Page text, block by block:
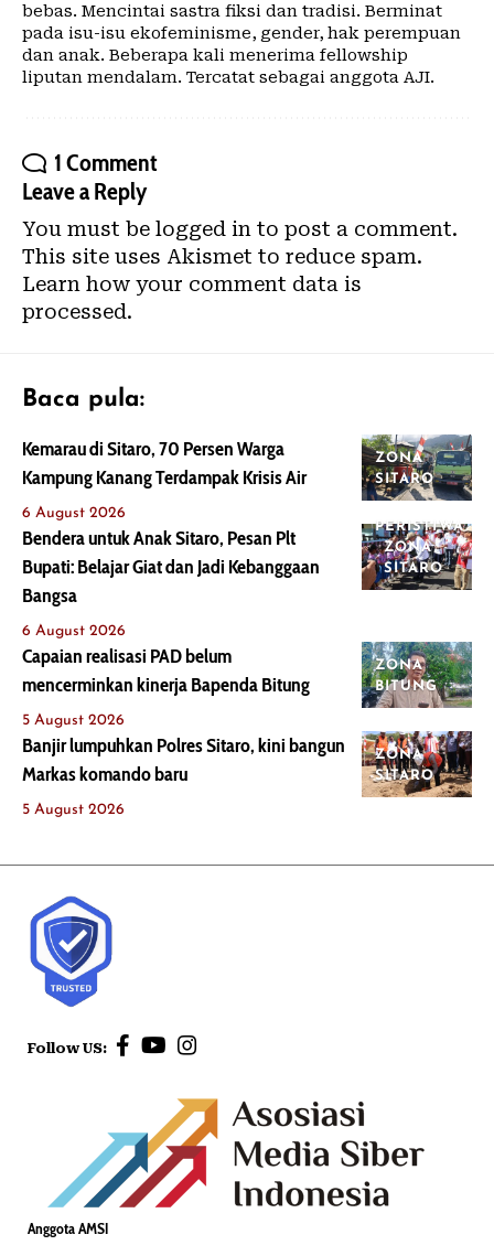
bebas. Mencintai sastra fiksi dan tradisi. Berminat
pada isu-isu ekofeminisme, gender, hak perempuan
dan anak. Beberapa kali menerima fellowship
liputan mendalam. Tercatat sebagai anggota AJI.
1 Comment
Leave a Reply
You must be logged in to post a comment.
This site uses Akismet to reduce spam.
Learn how your comment data is
processed.
Baca pula:
ZONA
SITARO
Kemarau di Sitaro, 70 Persen Warga
Kampung Kanang Terdampak Krisis Air
6 August 2026
PERISTIWA
ZONA
SITARO
Bendera untuk Anak Sitaro, Pesan Plt
Bupati: Belajar Giat dan Jadi Kebanggaan
Bangsa
6 August 2026
ZONA
BITUNG
Capaian realisasi PAD belum
mencerminkan kinerja Bapenda Bitung
5 August 2026
ZONA
SITARO
Banjir lumpuhkan Polres Sitaro, kini bangun
Markas komando baru
5 August 2026
Follow US:
Anggota AMSI